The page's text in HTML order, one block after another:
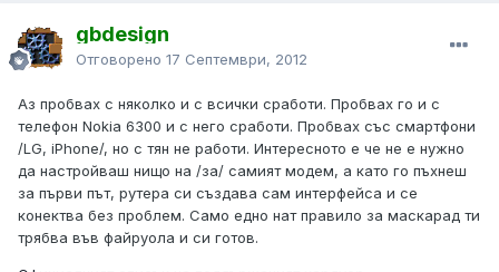
gbdesign
Отговорено 17 Септември, 2012
Аз пробвах с няколко и с всички сработи. Пробвах го и с
телефон Nokia 6300 и с него сработи. Пробвах със смартфони
/LG, iPhone/, но с тян не работи. Интересното е че не е нужно
да настройваш нищо на /за/ самият модем, а като го пъхнеш
за първи път, рутера си създава сам интерфейса и се
конектва без проблем. Само едно нат правило за маскарад ти
трябва във файруола и си готов.